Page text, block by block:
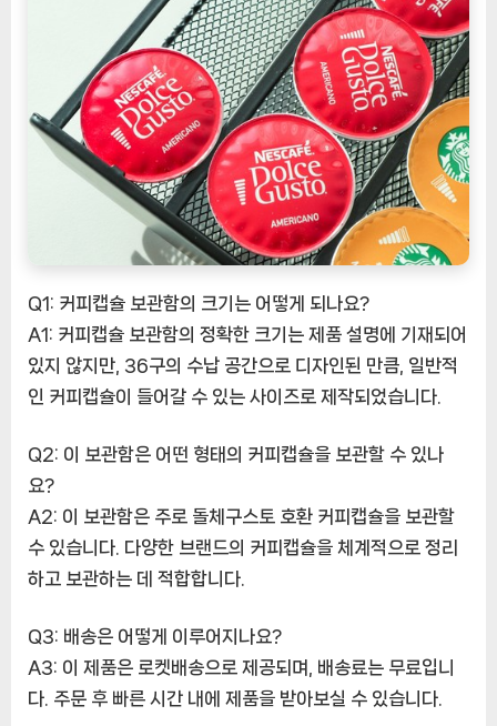
Q1: 커피캡슐 보관함의 크기는 어떻게 되나요?
A1: 커피캡슐 보관함의 정확한 크기는 제품 설명에 기재되어
있지 않지만, 36구의 수납 공간으로 디자인된 만큼, 일반적
인 커피캡슐이 들어갈 수 있는 사이즈로 제작되었습니다.
Q2: 이 보관함은 어떤 형태의 커피캡슐을 보관할 수 있나
요?
A2: 이 보관함은 주로 돌체구스토 호환 커피캡슐을 보관할
수 있습니다. 다양한 브랜드의 커피캡슐을 체계적으로 정리
하고 보관하는 데 적합합니다.
Q3: 배송은 어떻게 이루어지나요?
A3: 이 제품은 로켓배송으로 제공되며, 배송료는 무료입니
다. 주문 후 빠른 시간 내에 제품을 받아보실 수 있습니다.